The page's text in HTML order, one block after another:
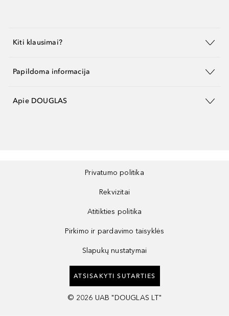
Kiti klausimai?
Papildoma informacija
Apie DOUGLAS
Privatumo politika
Rekvizitai
Atitikties politika
Pirkimo ir pardavimo taisyklės
Slapukų nustatymai
ATSISAKYTI SUTARTIES
© 2026 UAB "DOUGLAS LT"